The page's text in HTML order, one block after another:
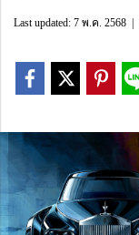
Last updated: 7 พ.ค. 2568